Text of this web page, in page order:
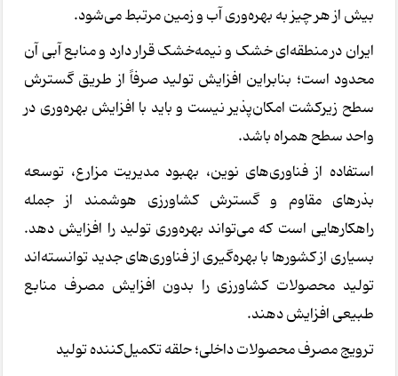
بیش از هر چیز به بهره‌وری آب و زمین مرتبط می‌شود.
ایران در منطقه‌ای خشک و نیمه‌خشک قرار دارد و منابع آبی آن
محدود است؛ بنابراین افزایش تولید صرفاً از طریق گسترش
سطح زیرکشت امکان‌پذیر نیست و باید با افزایش بهره‌وری در
واحد سطح همراه باشد.
استفاده از فناوری‌های نوین، بهبود مدیریت مزارع، توسعه
بذرهای مقاوم و گسترش کشاورزی هوشمند از جمله
راهکارهایی است که می‌تواند بهره‌وری تولید را افزایش دهد.
بسیاری از کشورها با بهره‌گیری از فناوری‌های جدید توانسته‌اند
تولید محصولات کشاورزی را بدون افزایش مصرف منابع
طبیعی افزایش دهند.
ترویج مصرف محصولات داخلی؛ حلقه تکمیل‌کننده تولید